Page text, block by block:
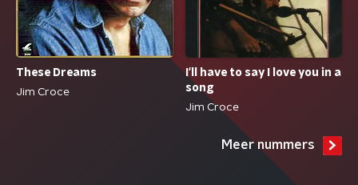
These Dreams
Jim Croce
I'll have to say I love you in a
song
Jim Croce
Meer nummers